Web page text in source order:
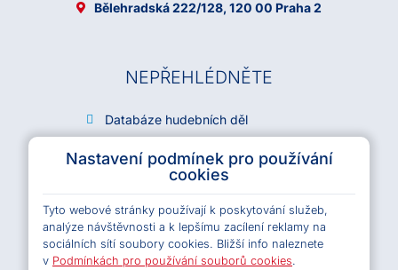
Nastavení podmínek pro používání
cookies
Tyto webové stránky používají k poskytování služeb,
analýze návštěvnosti a k lepšímu zacílení reklamy na
sociálních sítí soubory cookies. Bližší info naleznete
v Podmínkách pro používání souborů cookies.
Bělehradská 222/128, 120 00 Praha 2
NEPŘEHLÉDNĚTE
Databáze hudebních děl
Kariéra
Licenční podmínky e-shopu OSA
Pravidla ochrany osobních údajů
Pravidla cookies